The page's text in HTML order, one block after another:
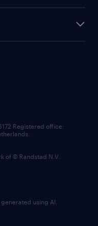
Registered office:
of © Randstad N.V.
using AI.